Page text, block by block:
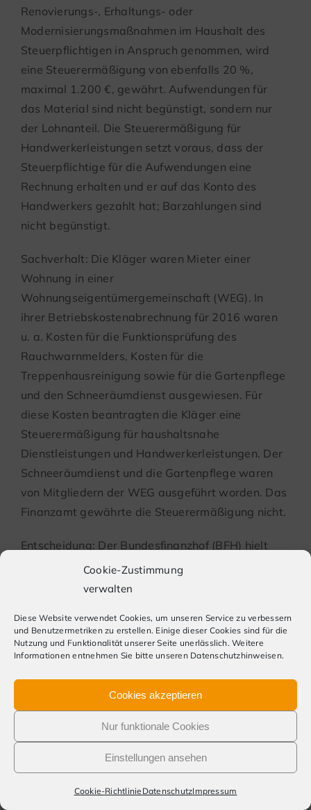
Cookie-Zustimmung
verwalten
Diese Website verwendet Cookies, um unseren Service zu verbessern
und Benutzermetriken zu erstellen. Einige dieser Cookies sind für die
Nutzung und Funktionalität unserer Seite unerlässlich. Weitere
Informationen entnehmen Sie bitte unseren Datenschutzhinweisen.
Cookies akzeptieren
Nur funktionale Cookies
Einstellungen ansehen
Cookie-Richtlinie DatenschutzImpressum
Renovierungs-, Erhaltungs- oder
Modernisierungsmaßnahmen im Haushalt des
Steuerpflichtigen in Anspruch genommen, wird
eine Steuerermäßigung von ebenfalls 20 %,
maximal 1.200 €, gewährt. Aufwendungen für
das Material sind nicht begünstigt, sondern nur
der Lohnanteil. Die Steuerermäßigung für
Handwerkerleistungen setzt voraus, dass der
Steuerpflichtige für die Aufwendungen eine
Rechnung erhalten und er auf das Konto des
Handwerkers gezahlt hat; Barzahlungen sind
nicht begünstigt.
Sachverhalt: Die Kläger waren Mieter einer
Wohnung in einer
Wohnungseigentümergemeinschaft (WEG). In
ihrer Betriebskostenabrechnung für 2016 waren
u. a. Kosten für die Funktionsprüfung des
Rauchwarnmelders, Kosten für die
Treppenhausreinigung sowie für die Gartenpflege
und den Schneeräumdienst ausgewiesen. Für
diese Kosten beantragten die Kläger eine
Steuerermäßigung für haushaltsnahe
Dienstleistungen und Handwerkerleistungen. Der
Schneeräumdienst und die Gartenpflege waren
von Mitgliedern der WEG ausgeführt worden. Das
Finanzamt gewährte die Steuerermäßigung nicht.
Entscheidung: Der Bundesfinanzhof (BFH) hielt
eine Steuerermäßigung grundsätzlich für möglich,
verwies die Sache jedoch zur weiteren Aufklärung
Dem Grunde nach handelte es sich um
begünstigte haushaltsnahe Dienstleistungen
und Handwerkerleistungen.
Die Treppenhausreinigung, die Gartenpflege
und der Schneeräumdienst sind
haushaltsnahe Dienstleistungen, da sie
üblicherweise durch Mitglieder des
Haushalts erledigt werden. Zum Haushalt
gehört auch die Räumung des Schnees auf